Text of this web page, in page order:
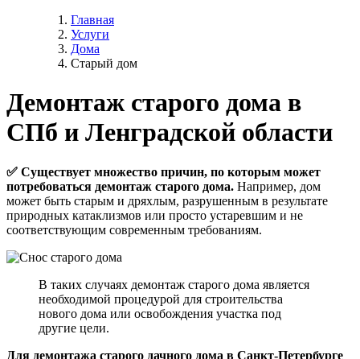
Главная
Услуги
Дома
Старый дом
Демонтаж старого дома в
СПб и Ленградской области
✅ Существует множество причин, по которым может
потребоваться демонтаж старого дома. Например, дом
может быть старым и дряхлым, разрушенным в результате
природных катаклизмов или просто устаревшим и не
соответствующим современным требованиям.
В таких случаях демонтаж старого дома является
необходимой процедурой для строительства
нового дома или освобождения участка под
другие цели.
Для демонтажа старого дачного дома в Санкт-Петербурге